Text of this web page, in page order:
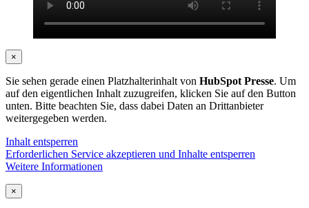
×
Sie sehen gerade einen Platzhalterinhalt von HubSpot Presse. Um
auf den eigentlichen Inhalt zuzugreifen, klicken Sie auf den Button
unten. Bitte beachten Sie, dass dabei Daten an Drittanbieter
weitergegeben werden.
Inhalt entsperren
Erforderlichen Service akzeptieren und Inhalte entsperren
Weitere Informationen
×